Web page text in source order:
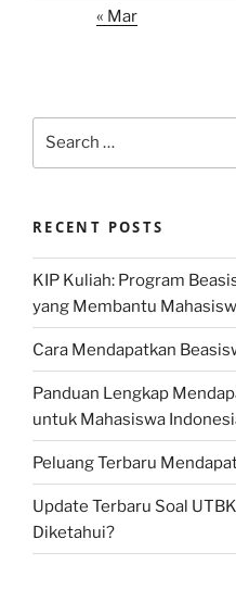
« Mar
RECENT POSTS
KIP Kuliah: Program
yang Membantu
Cara Mendapatkan
Panduan Lengkap
untuk Mahasiswa
Peluang Terbaru
Update Terbaru Soal
Diketahui?